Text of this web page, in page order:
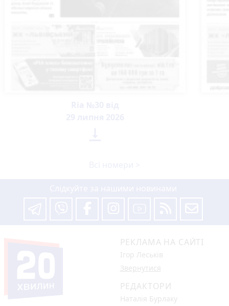
РЕКЛАМА НА САЙТІ
Ігор Леськів
Звернутися
РЕДАКТОРИ
Наталія Бурлаку